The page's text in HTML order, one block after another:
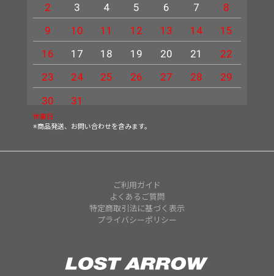
2
3 4 5 6 7
8
9
10 11 12 13 14
15
16
17 18 19 20 21
22
23
24 25 26 27 28
29
30
31
休業日
※商品発送、お問い合わせを含みます。
ご利用ガイド
よくあるご質問
特定商取引法に基づく表示
プライバシーポリシー